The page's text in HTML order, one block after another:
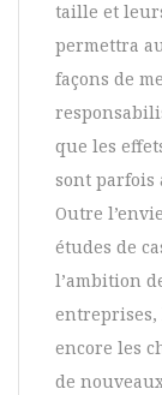
taille et
permettra
façons de
que les
sont parfois
Outre
études de
l’ambition
encore les
de